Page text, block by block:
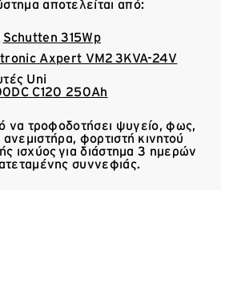
'Εργα
Νέα
Επικοινωνία
αποτελείται από:
Schutten 315Wp
Axpert VM2 3KVA-24V
Uni
C120 250Ah
να τροφοδοτήσει ψυγείο, φως,
φορτιστή κινητού
ισχύος για διάστημα 3 ημερών
συννεφιάς.